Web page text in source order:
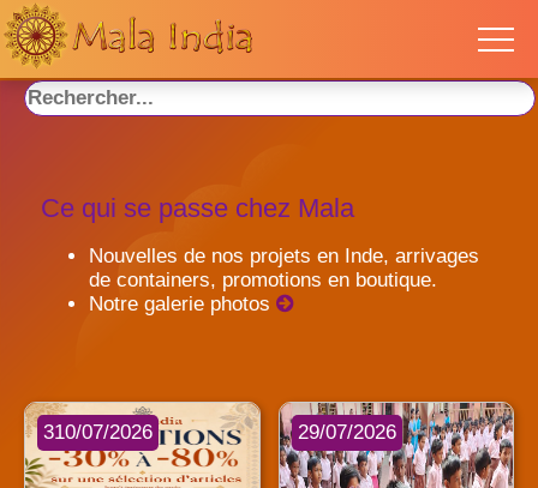
Ce qui se passe chez Mala
Nouvelles de nos projets en Inde, arrivages
de containers, promotions en boutique.
Notre galerie photos
310/07/2026 29/07/2026